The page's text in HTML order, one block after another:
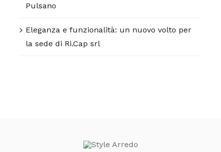
Pulsano
Eleganza e funzionalità: un nuovo volto per
la sede di Ri.Cap srl